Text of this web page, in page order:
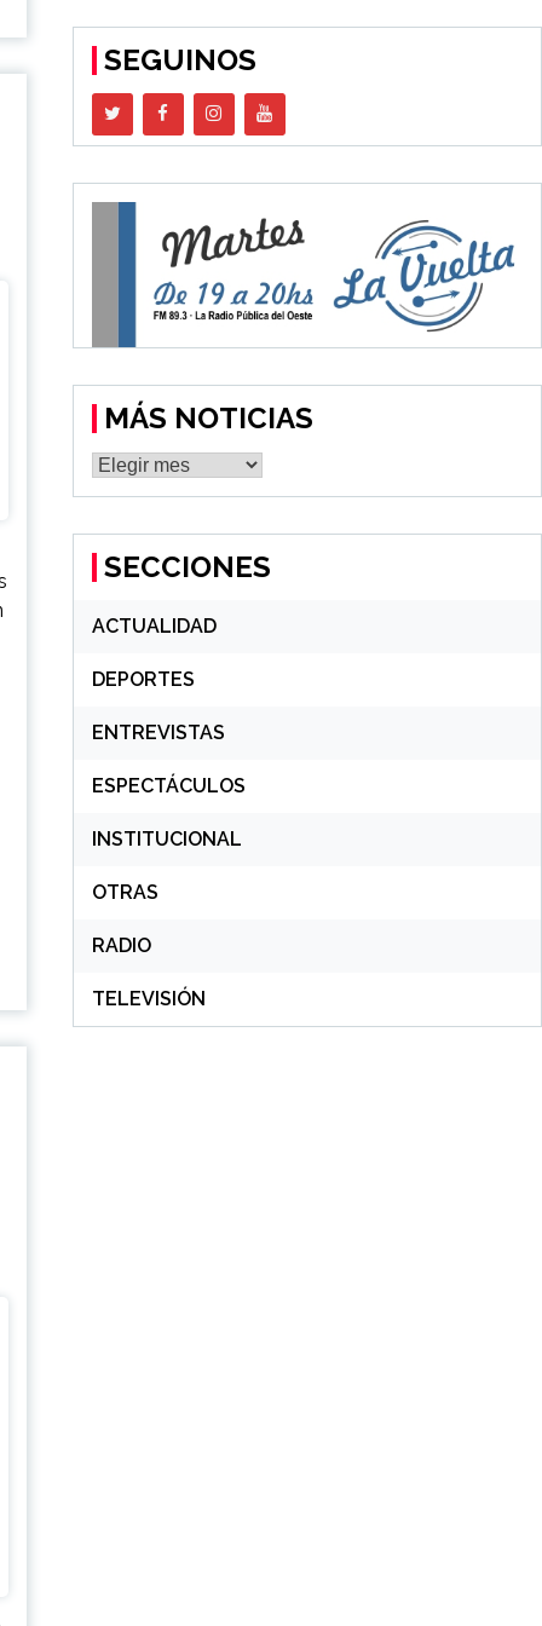
SEGUINOS
MÁS NOTICIAS
MÁS
NOTICIAS
SECCIONES
ACTUALIDAD
DEPORTES
ENTREVISTAS
ESPECTÁCULOS
INSTITUCIONAL
OTRAS
RADIO
TELEVISIÓN